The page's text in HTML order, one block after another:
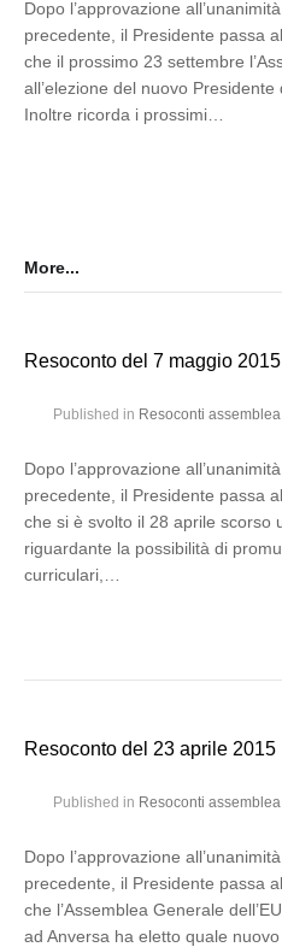
Dopo l’approvazione
precedente, il Presidente passa
che il prossimo 23 settembre
all’elezione del nuovo
Inoltre ricorda i prossimi…
More...
Resoconto del 7 maggio 2015
Published in Resoconti assemblea
Dopo l’approvazione
precedente, il Presidente passa
che si è svolto il 28 aprile scorso
riguardante la possibilità di
curriculari,…
Resoconto del 23 aprile 2015
Published in Resoconti assemblea
Dopo l’approvazione
precedente, il Presidente passa
che l’Assemblea Generale
ad Anversa ha eletto quale